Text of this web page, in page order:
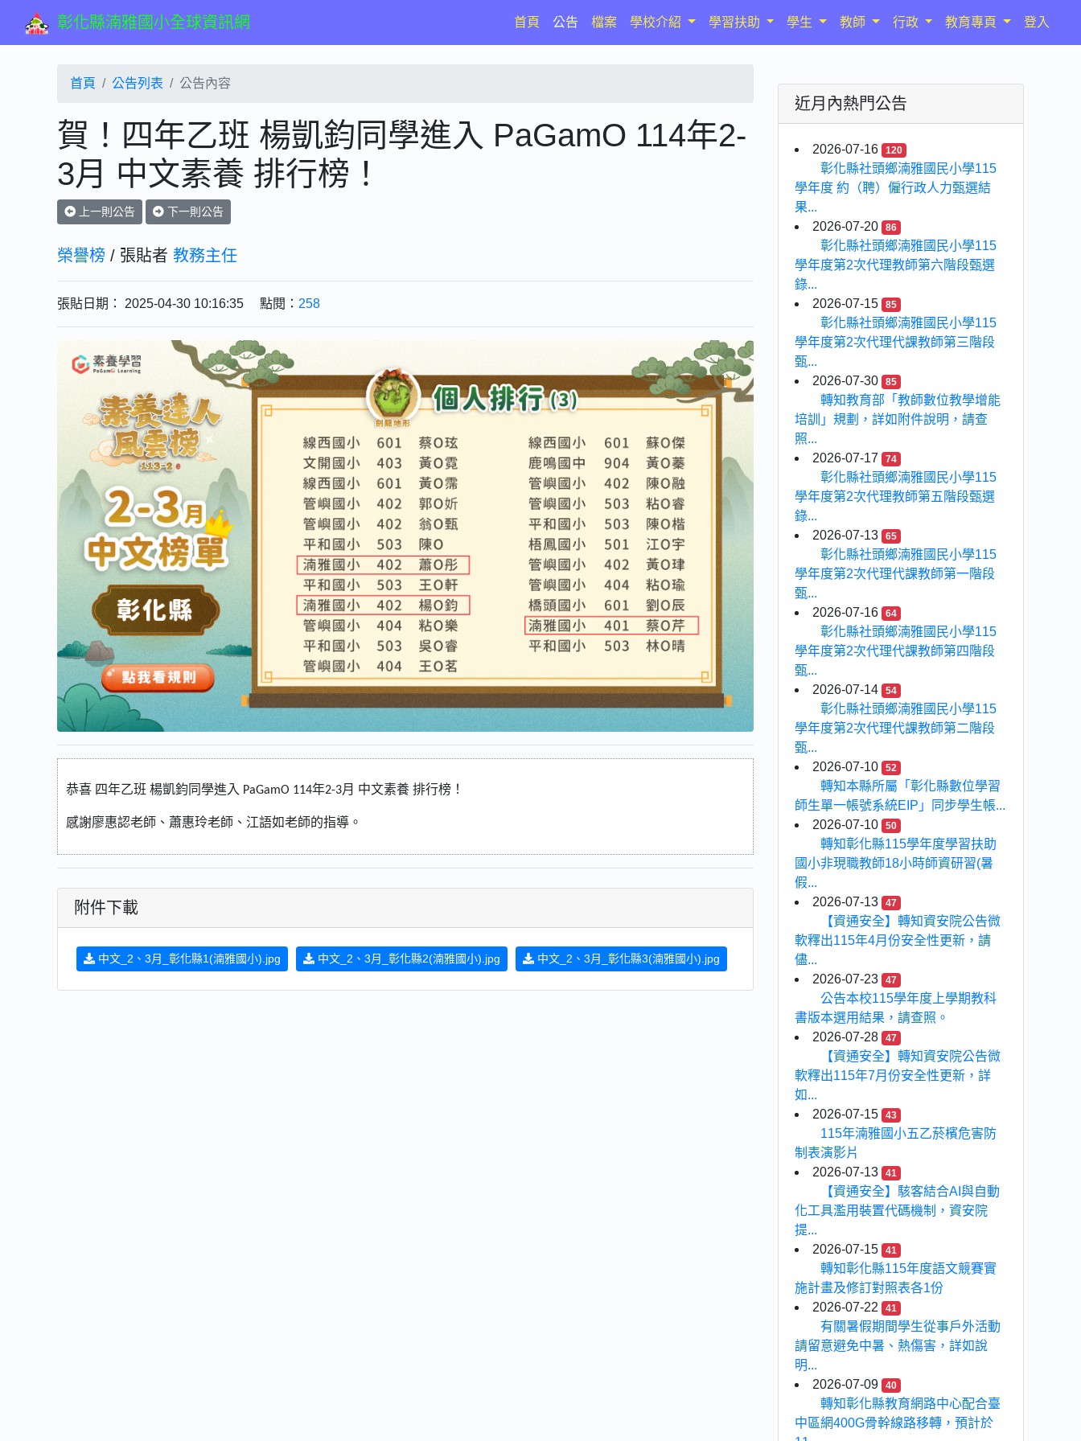
彰化縣湳雅國小全球資訊網 首頁(current)
公告 檔案 學校介紹 學習扶助 學生 教師 行政 教育專頁 登入
首頁 公告列表 公告內容
賀！四年乙班 楊凱鈞同學進入 PaGamO 114年2-
3月 中文素養 排行榜！
上一則公告 下一則公告
榮譽榜 / 張貼者 教務主任
張貼日期： 2025-04-30 10:16:35 點閱： 258
恭喜 四年乙班 楊凱鈞同學進入 PaGamO 114年2-3月 中文素養 排行榜！
感謝廖惠認老師、蕭惠玲老師、江語如老師的指導。
附件下載
中文_2、3月_彰化縣1(湳雅國小).jpg 中文_2、3月_彰化縣2(湳雅國小).jpg 中文_2、3月_彰化縣3(湳雅國小).jpg
近月內熱門公告
2026-07-16 120
彰化縣社頭鄉湳雅國民小學115
學年度 約（聘）僱行政人力甄選結
果...
2026-07-20
86
彰化縣社頭鄉湳雅國民小學115
學年度第2次代理教師第六階段甄選
錄...
2026-07-15
85
彰化縣社頭鄉湳雅國民小學115
學年度第2次代理代課教師第三階段
甄...
2026-07-30
85
轉知教育部「教師數位教學增能
培訓」規劃，詳如附件說明，請查
照...
2026-07-17
74
彰化縣社頭鄉湳雅國民小學115
學年度第2次代理教師第五階段甄選
錄...
2026-07-13
65
彰化縣社頭鄉湳雅國民小學115
學年度第2次代理代課教師第一階段
甄...
2026-07-16
64
彰化縣社頭鄉湳雅國民小學115
學年度第2次代理代課教師第四階段
甄...
2026-07-14
54
彰化縣社頭鄉湳雅國民小學115
學年度第2次代理代課教師第二階段
甄...
2026-07-10
52
轉知本縣所屬「彰化縣數位學習
師生單一帳號系統EIP」同步學生帳...
2026-07-10
50
轉知彰化縣115學年度學習扶助
國小非現職教師18小時師資研習(暑
假...
2026-07-13
47
【資通安全】轉知資安院公告微
軟釋出115年4月份安全性更新，請
儘...
2026-07-23
47
公告本校115學年度上學期教科
書版本選用結果，請查照。
2026-07-28
47
【資通安全】轉知資安院公告微
軟釋出115年7月份安全性更新，詳
如...
2026-07-15
43
115年湳雅國小五乙菸檳危害防
制表演影片
2026-07-13
41
【資通安全】駭客結合AI與自動
化工具濫用裝置代碼機制，資安院
提...
2026-07-15
41
轉知彰化縣115年度語文競賽實
施計畫及修訂對照表各1份
2026-07-22
41
有關暑假期間學生從事戶外活動
請留意避免中暑、熱傷害，詳如說
明...
2026-07-09
40
轉知彰化縣教育網路中心配合臺
中區網400G骨幹線路移轉，預計於